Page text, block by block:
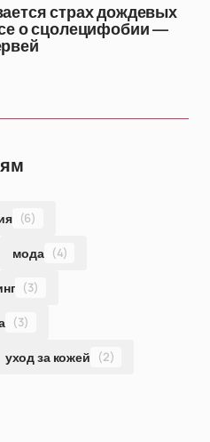
страх дождевых
о сцолецифобии —
(6)
мода (4)
(3)
(3)
уход за кожей (2)